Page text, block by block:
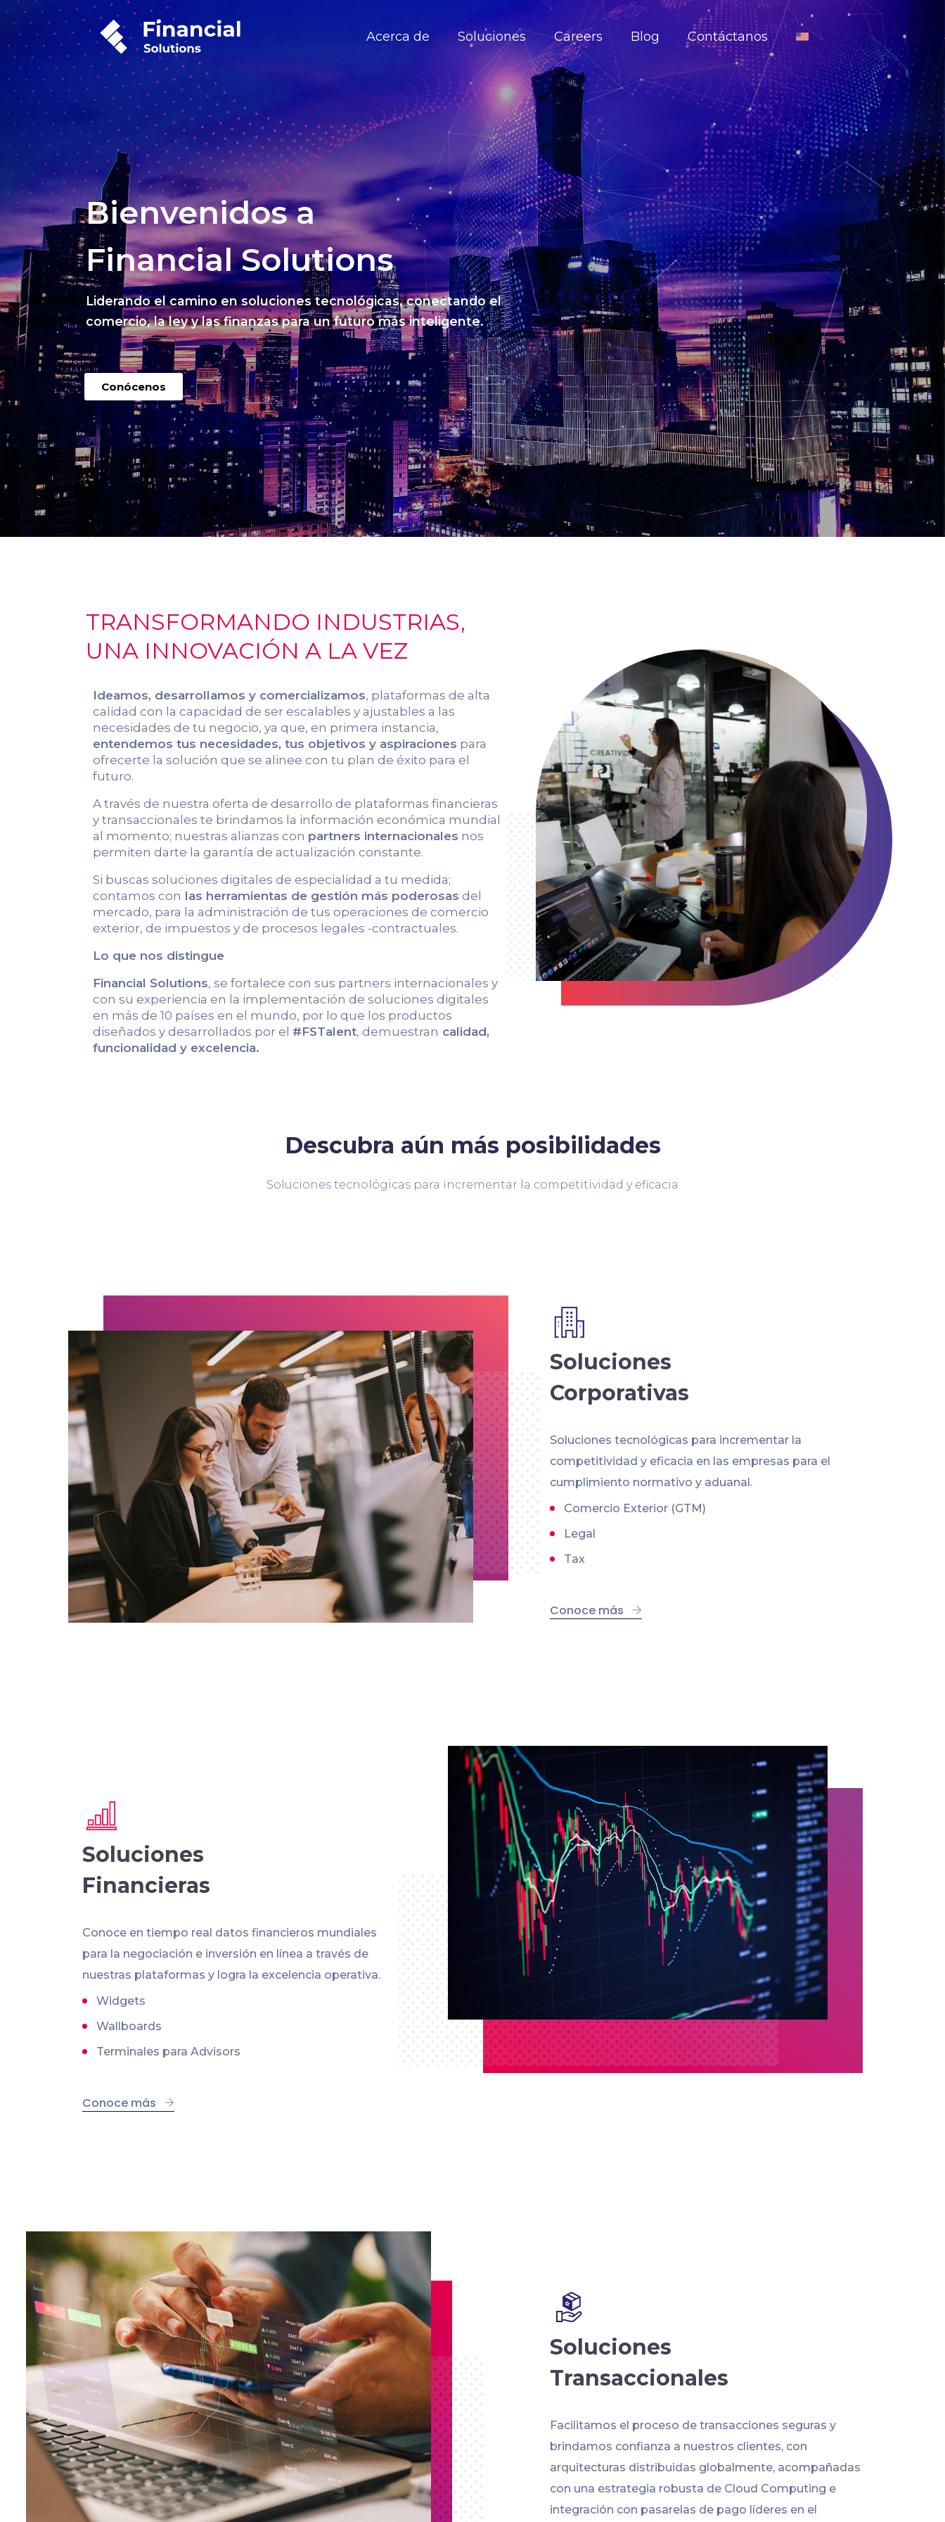
Acerca de Soluciones Careers Blog Contáctanos
Bienvenidos a
Financial Solutions
Liderando el camino en soluciones tecnológicas, conectando el
comercio, la ley y las finanzas para un futuro más inteligente.
Conócenos
TRANSFORMANDO INDUSTRIAS,
UNA INNOVACIÓN A LA VEZ
Ideamos, desarrollamos y comercializamos, plataformas de alta
calidad con la capacidad de ser escalables y ajustables a las
necesidades de tu negocio, ya que, en primera instancia,
entendemos tus necesidades, tus objetivos y aspiraciones para
ofrecerte la solución que se alinee con tu plan de éxito para el
futuro.
A través de nuestra oferta de desarrollo de plataformas financieras
y transaccionales te brindamos la información económica mundial
al momento; nuestras alianzas con partners internacionales nos
permiten darte la garantía de actualización constante.
Si buscas soluciones digitales de especialidad a tu medida;
contamos con las herramientas de gestión más poderosas del
mercado, para la administración de tus operaciones de comercio
exterior, de impuestos y de procesos legales -contractuales.
Lo que nos distingue
Financial Solutions, se fortalece con sus partners internacionales y
con su experiencia en la implementación de soluciones digitales
en más de 10 países en el mundo, por lo que los productos
diseñados y desarrollados por el #FSTalent, demuestran calidad,
funcionalidad y excelencia.
Descubra aún más posibilidades
Soluciones tecnológicas para incrementar la competitividad y eficacia
Soluciones
Corporativas
Soluciones tecnológicas para incrementar la
competitividad y eficacia en las empresas para el
cumplimiento normativo y aduanal.
Comercio Exterior (GTM)
Legal
Tax
Conoce más
Soluciones
Financieras
Conoce en tiempo real datos financieros mundiales
para la negociación e inversión en línea a través de
nuestras plataformas y logra la excelencia operativa.
Widgets
Wallboards
Terminales para Advisors
Conoce más
Soluciones
Transaccionales
Facilitamos el proceso de transacciones seguras y
brindamos confianza a nuestros clientes, con
arquitecturas distribuidas globalmente, acompañadas
con una estrategia robusta de Cloud Computing e
integración con pasarelas de pago líderes en el